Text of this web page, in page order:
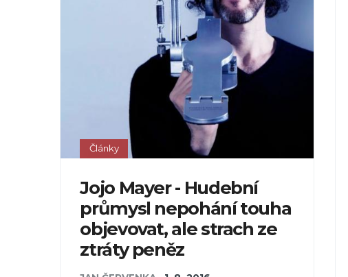
Články
Jojo Mayer - Hudební
průmysl nepohání touha
objevovat, ale strach ze
ztráty peněz